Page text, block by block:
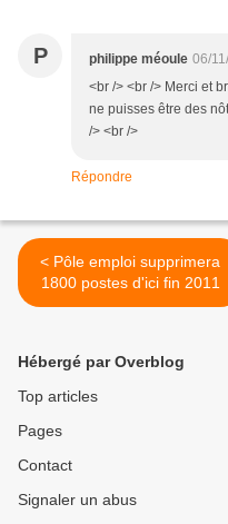
P philippe méoule 06/
<br /> <br /> Merci et
ne puisses être des
/> <br />
Répondre
< Pôle emploi supprimera
1800 postes d'ici fin 2011
Hébergé par Overblog
Top articles
Pages
Contact
Signaler un abus